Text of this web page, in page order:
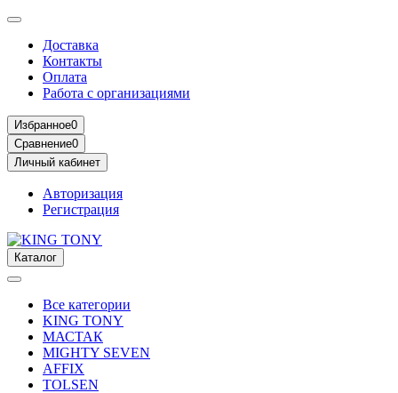
Доставка
Контакты
Оплата
Работа с организациями
Избранное0
Сравнение0
Личный кабинет
Авторизация
Регистрация
Каталог
Все категории
KING TONY
МАСТАК
MIGHTY SEVEN
AFFIX
TOLSEN